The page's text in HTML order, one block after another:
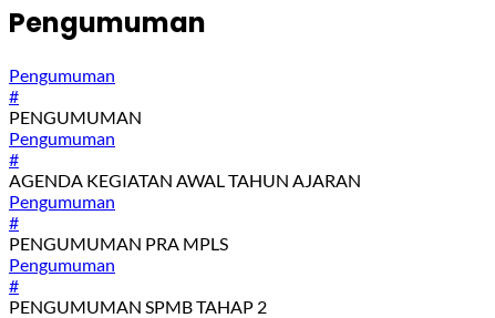
Pengumuman
Pengumuman
#
PENGUMUMAN
Pengumuman
#
AGENDA KEGIATAN AWAL TAHUN AJARAN
Pengumuman
#
PENGUMUMAN PRA MPLS
Pengumuman
#
PENGUMUMAN SPMB TAHAP 2